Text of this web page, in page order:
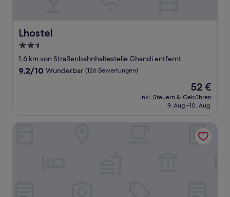
Lhostel
Lhostel
2.5-
Sterne-
Unterkunft
1,6 km von Straßenbahnhaltestelle Ghandi entfernt
9.2
9,2/10 Wunderbar (126 Bewertungen)
Der
Preis
beträgt
52 €
inkl. Steuern & Gebühren
9. Aug.–10. Aug.